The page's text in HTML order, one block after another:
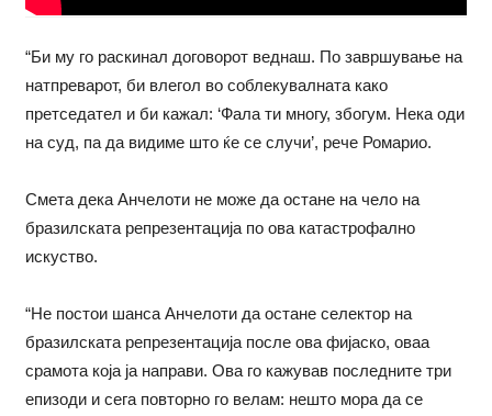
“Би му го раскинал договорот веднаш. По завршување на
натпреварот, би влегол во соблекувалната како
претседател и би кажал: ‘Фала ти многу, збогум. Нека оди
на суд, па да видиме што ќе се случи’, рече Ромарио.
Смета дека Анчелоти не може да остане на чело на
бразилската репрезентација по ова катастрофално
искуство.
“Не постои шанса Анчелоти да остане селектор на
бразилската репрезентација после ова фијаско, оваа
срамота која ја направи. Ова го кажував последните три
епизоди и сега повторно го велам: нешто мора да се